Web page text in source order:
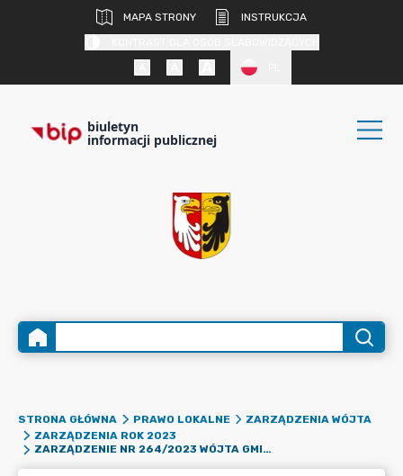
MAPA STRONY
INSTRUKCJA
biuletyn
informacji publicznej
STRONA GŁÓWNA PRAWO LOKALNE
ZARZĄDZENIA WÓJTA
ZARZĄDZENIA ROK 2023
ZARZĄDZENIE NR 264/2023 WÓJTA GMINY RASZYN Z DNIA 31 PAŹDZIERNIKA 2023 R. W SPRAWIE AKTUALIZACJI PODSTAWOWEJ KWOTY DOTACJI DLA NIEPUBLICZNYCH PRZEDSZKOLI I INNYCH FORM WYCHOWANIA PRZEDSZKOLNEGO PROWADZONYCH NA TERENIE GMINY RASZYN ORAZ STATYSTYCZNEJ LICZBY DZIECI W PRZEDSZKOLACH GMINNYCH NA ROK 2023